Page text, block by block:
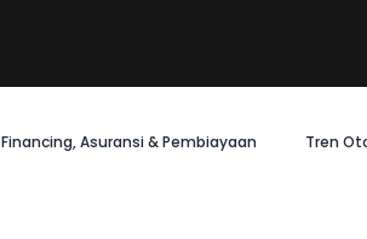
Financing, Asuransi & Pembiayaan Tren